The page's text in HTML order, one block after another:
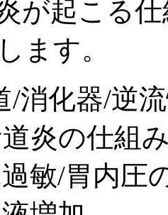
が起こる
ます。
/消化器/逆
炎の仕組
敏/胃内圧